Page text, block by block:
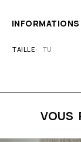
TAILLE TU
VOUS